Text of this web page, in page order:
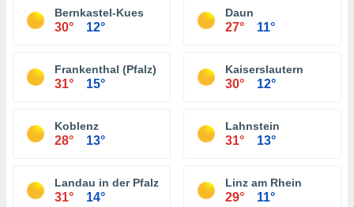
Bernkastel-Kues
30° 12°
Daun
27° 11°
Frankenthal (Pfalz)
31° 15°
Kaiserslautern
30° 12°
Koblenz
28° 13°
Lahnstein
31° 13°
Landau in der Pfalz
31° 14°
Linz am Rhein
29° 11°